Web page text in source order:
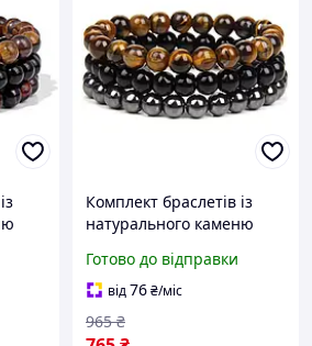
Комплект браслетів із
натурального каменю
око й Онікс
Готово до відправки
від76₴/міс
965 ₴